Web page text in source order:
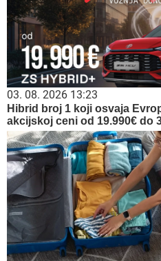
03. 08. 2026 13:23
Hibrid broj 1 koji osvaja
akcijskoj ceni od 19.990€ do